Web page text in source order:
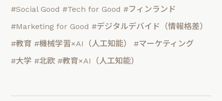
#Social Good #Tech for Good #フィンランド
#Marketing for Good #デジタルデバイド（情報格差）
#教育 #機械学習×AI（人工知能）
#マーケティング
#大学 #北欧 #教育×AI（人工知能）